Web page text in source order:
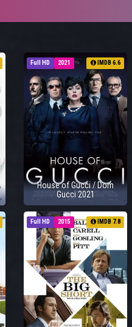
Full HD 2021 IMDB 6.6
House of Gucci / Dom
Gucci 2021
Full HD 2015 IMDB 7.8